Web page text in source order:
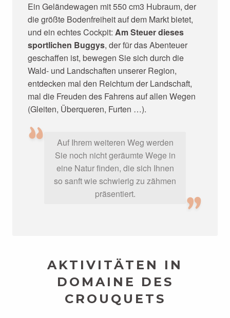
Ein Geländewagen mit 550 cm3 Hubraum, der
die größte Bodenfreiheit auf dem Markt bietet,
und ein echtes Cockpit: Am Steuer dieses
sportlichen Buggys, der für das Abenteuer
geschaffen ist, bewegen Sie sich durch die
Wald- und Landschaften unserer Region,
entdecken mal den Reichtum der Landschaft,
mal die Freuden des Fahrens auf allen Wegen
(Gleiten, Überqueren, Furten …).
Auf Ihrem weiteren Weg werden
Sie noch nicht geräumte Wege in
eine Natur finden, die sich Ihnen
so sanft wie schwierig zu zähmen
präsentiert.
AKTIVITÄTEN IN
DOMAINE DES
CROUQUETS